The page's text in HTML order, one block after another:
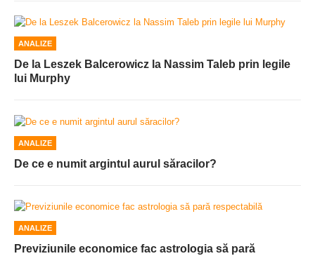
ANALIZE
De la Leszek Balcerowicz la Nassim Taleb prin legile
lui Murphy
ANALIZE
De ce e numit argintul aurul săracilor?
ANALIZE
Previziunile economice fac astrologia să pară